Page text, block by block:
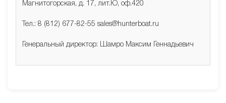
Магнитогорская, д. 17, лит.Ю, оф.420
Тел.: 8 (812) 677-82-55 sales@hunterboat.ru
Генеральный директор: Шамро Максим Геннадьевич